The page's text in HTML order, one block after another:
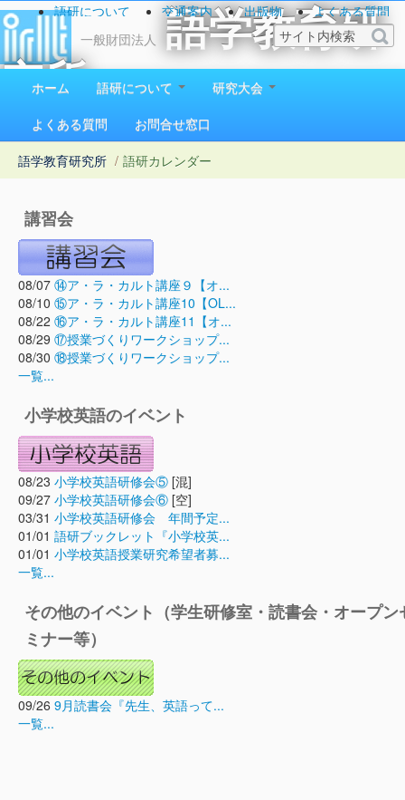
一般財団法人
語学教育研
究所
1923（大正12）年創立
語研について 交通案内 出版物
よくある質問
お問い合わせ
ホーム 語研について
研究大会
よくある質問
お問合せ窓口
語学教育研究所 / 語研カレンダー
講習会
08/07 ⑭ア・ラ・カルト講座９【オ...
08/10 ⑮ア・ラ・カルト講座10【OL...
08/22 ⑯ア・ラ・カルト講座11【オ...
08/29 ⑰授業づくりワークショップ...
08/30 ⑱授業づくりワークショップ...
一覧...
小学校英語のイベント
08/23 小学校英語研修会⑤ [混]
09/27 小学校英語研修会⑥ [空]
03/31 小学校英語研修会 年間予定...
01/01 語研ブックレット『小学校英...
01/01 小学校英語授業研究希望者募...
一覧...
その他のイベント（学生研修室・読書会・オープン
ミナー等）
09/26 9月読書会『先生、英語って...
一覧...